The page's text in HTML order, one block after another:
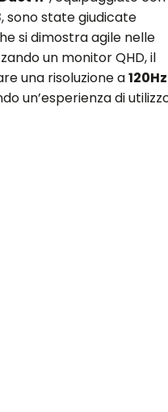
, sono state giudicate
si dimostra agile nelle
un monitor QHD, il
una risoluzione a120Hz
un’esperienza di